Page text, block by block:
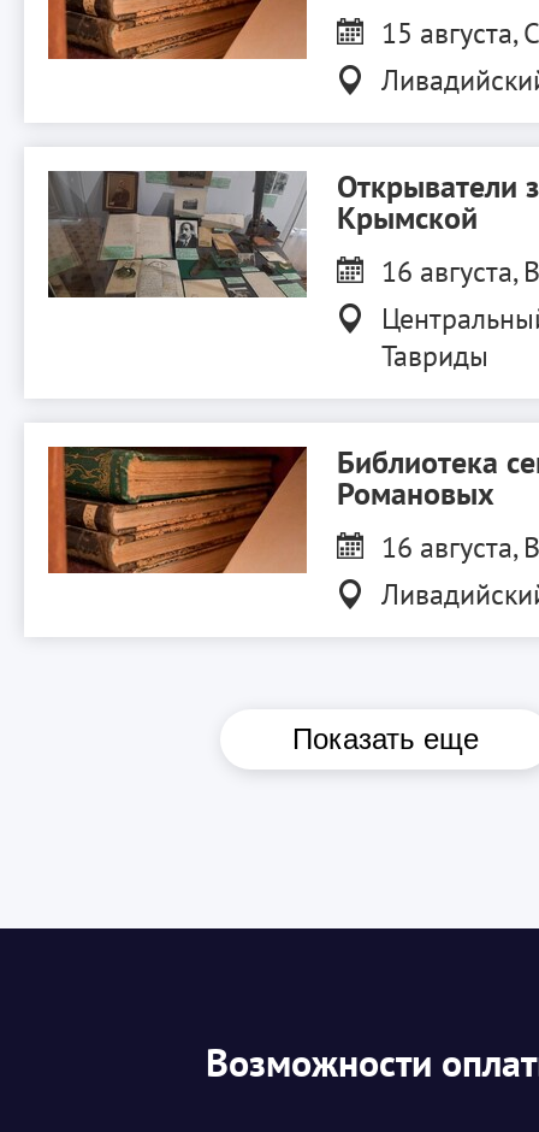
15 августа,
Открыватели
Крымской
16 августа,
Тавриды
Библиотека
Романовых
16 августа,
Показать еще
Возможности